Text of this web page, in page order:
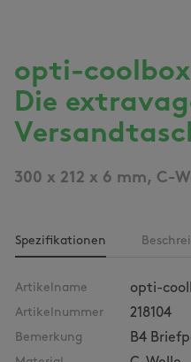
opti-
Die
300 x 212 x 6 mm, C-
Spezifikationen
Artikelname opti-
Artikelnummer 218104
Bemerkung B4